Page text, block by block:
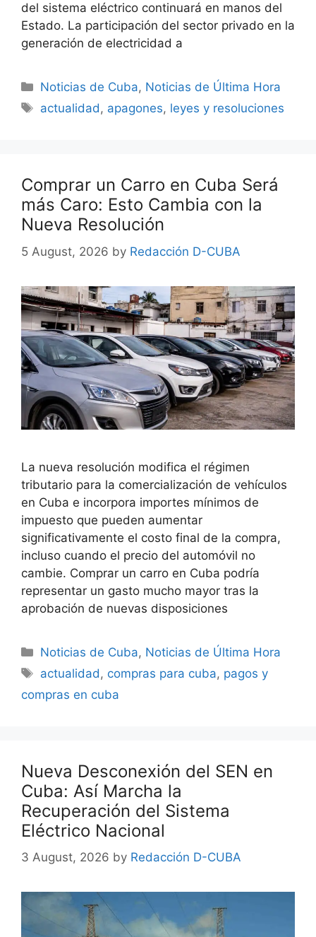
del sistema eléctrico continuará en manos del
Estado. La participación del sector privado en la
generación de electricidad a
Categories
Noticias de Cuba, Noticias de Última Hora
Tags
actualidad, apagones, leyes y resoluciones
Comprar un Carro en Cuba Será
más Caro: Esto Cambia con la
Nueva Resolución
5 August, 2026 by Redacción D-CUBA
La nueva resolución modifica el régimen
tributario para la comercialización de vehículos
en Cuba e incorpora importes mínimos de
impuesto que pueden aumentar
significativamente el costo final de la compra,
incluso cuando el precio del automóvil no
cambie. Comprar un carro en Cuba podría
representar un gasto mucho mayor tras la
aprobación de nuevas disposiciones
Categories
Noticias de Cuba, Noticias de Última Hora
Tags
actualidad , compras para cuba, pagos y
compras en cuba
Nueva Desconexión del SEN en
Cuba: Así Marcha la
Recuperación del Sistema
Eléctrico Nacional
3 August, 2026 by Redacción D-CUBA